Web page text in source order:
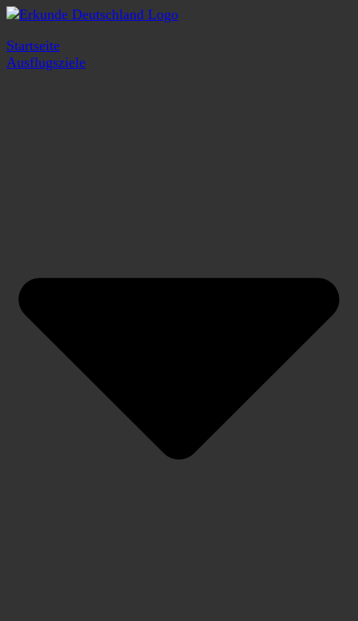
Startseite
Ausflugsziele